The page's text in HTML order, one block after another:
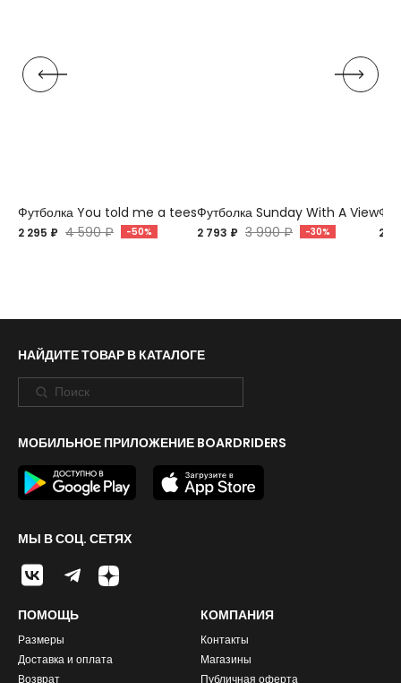
Футболка You told me a tees
2 295 ₽ 4 590 ₽ -50%
Футболка Sunday With A View
2 793 ₽ 3 990 ₽ -30% 2
НАЙДИТЕ ТОВАР В КАТАЛОГЕ
МОБИЛЬНОЕ ПРИЛОЖЕНИЕ BOARDRIDERS
МЫ В СОЦ. СЕТЯХ
ПОМОЩЬ
Размеры
Доставка и оплата
Возврат
КОМПАНИЯ
Контакты
Магазины
Публичная оферта